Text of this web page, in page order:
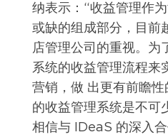
纳表示：“收益管理作
或缺的组成部分，目前
店管理公司的重视。为
系统的收益管理流程来
营销，做 出更有前瞻
的收益管理系统是不可
相信与 IDeaS 的深入